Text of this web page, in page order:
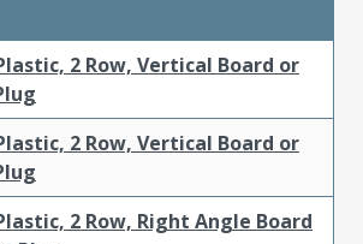
2 Row, Vertical Board or
2 Row, Vertical Board or
2 Row, Right Angle Board